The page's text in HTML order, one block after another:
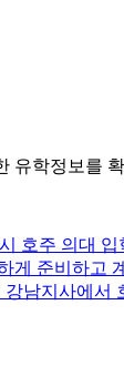
유학정보를
호주 의대
게 준비하고
남지사에서